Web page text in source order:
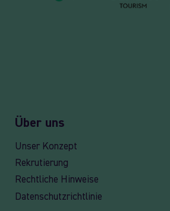
Über uns
Unser Konzept
Rekrutierung
Rechtliche Hinweise
Datenschutzrichtlinie